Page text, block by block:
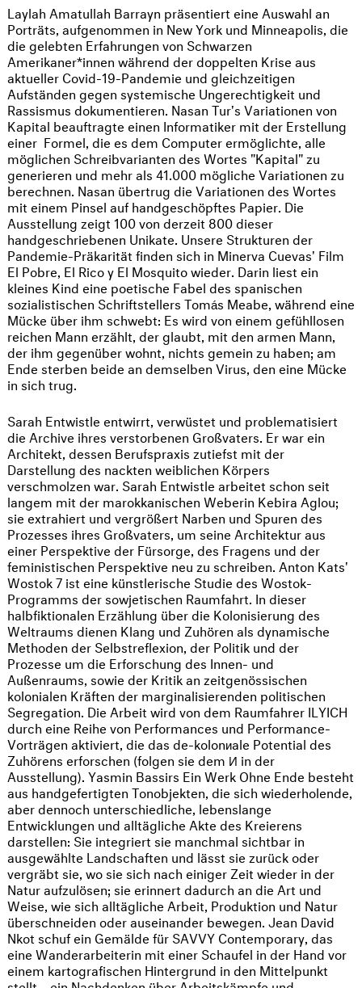
Laylah Amatullah Barrayn präsentiert eine Auswahl an
Porträts, aufgenommen in New York und Minneapolis, die
die gelebten Erfahrungen von Schwarzen
Amerikaner*innen während der doppelten Krise aus
aktueller Covid-19-Pandemie und gleichzeitigen
Aufständen gegen systemische Ungerechtigkeit und
Rassismus dokumentieren. Nasan Tur's Variationen von
Kapital beauftragte einen Informatiker mit der Erstellung
einer Formel, die es dem Computer ermöglichte, alle
möglichen Schreibvarianten des Wortes "Kapital" zu
generieren und mehr als 41.000 mögliche Variationen zu
berechnen. Nasan übertrug die Variationen des Wortes
mit einem Pinsel auf handgeschöpftes Papier. Die
Ausstellung zeigt 100 von derzeit 800 dieser
handgeschriebenen Unikate. Unsere Strukturen der
Pandemie-Präkarität finden sich in Minerva Cuevas' Film
El Pobre, El Rico y El Mosquito wieder. Darin liest ein
kleines Kind eine poetische Fabel des spanischen
sozialistischen Schriftstellers Tomás Meabe, während eine
Mücke über ihm schwebt: Es wird von einem gefühllosen
reichen Mann erzählt, der glaubt, mit den armen Mann,
der ihm gegenüber wohnt, nichts gemein zu haben; am
Ende sterben beide an demselben Virus, den eine Mücke
in sich trug.
Sarah Entwistle entwirrt, verwüstet und problematisiert
die Archive ihres verstorbenen Großvaters. Er war ein
Architekt, dessen Berufspraxis zutiefst mit der
Darstellung des nackten weiblichen Körpers
verschmolzen war. Sarah Entwistle arbeitet schon seit
langem mit der marokkanischen Weberin Kebira Aglou;
sie extrahiert und vergrößert Narben und Spuren des
Prozesses ihres Großvaters, um seine Architektur aus
einer Perspektive der Fürsorge, des Fragens und der
feministischen Perspektive neu zu schreiben. Anton Kats'
Wostok 7 ist eine künstlerische Studie des Wostok-
Programms der sowjetischen Raumfahrt. In dieser
halbfiktionalen Erzählung über die Kolonisierung des
Weltraums dienen Klang und Zuhören als dynamische
Methoden der Selbstreflexion, der Politik und der
Prozesse um die Erforschung des Innen- und
Außenraums, sowie der Kritik an zeitgenössischen
kolonialen Kräften der marginalisierenden politischen
Segregation. Die Arbeit wird von dem Raumfahrer ILYICH
durch eine Reihe von Performances und Performance-
Vorträgen aktiviert, die das de-kolonиale Potential des
Zuhörens erforschen (folgen sie dem И in der
Ausstellung). Yasmin Bassirs Ein Werk Ohne Ende besteht
aus handgefertigten Tonobjekten, die sich wiederholende,
aber dennoch unterschiedliche, lebenslange
Entwicklungen und alltägliche Akte des Kreierens
darstellen: Sie integriert sie manchmal sichtbar in
ausgewählte Landschaften und lässt sie zurück oder
vergräbt sie, wo sie sich nach einiger Zeit wieder in der
Natur aufzulösen; sie erinnert dadurch an die Art und
Weise, wie sich alltägliche Arbeit, Produktion und Natur
überschneiden oder auseinander bewegen. Jean David
Nkot schuf ein Gemälde für SAVVY Contemporary, das
eine Wanderarbeiterin mit einer Schaufel in der Hand vor
einem kartografischen Hintergrund in den Mittelpunkt